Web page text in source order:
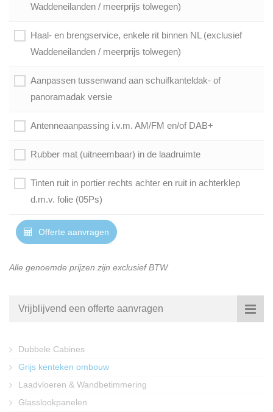
Waddeneilanden / meerprijs tolwegen)
Haal- en brengservice, enkele rit binnen NL (exclusief
Waddeneilanden / meerprijs tolwegen)
Aanpassen tussenwand aan schuifkanteldak- of
panoramadak versie
Antenneaanpassing i.v.m. AM/FM en/of DAB+
Rubber mat (uitneembaar) in de laadruimte
Tinten ruit in portier rechts achter en ruit in achterklep
d.m.v. folie (05Ps)
Offerte aanvragen
Alle genoemde prijzen zijn exclusief BTW
Vrijblijvend een offerte aanvragen
Dubbele Cabines
Grijs kenteken ombouw
Laadvloeren & Wandbetimmering
Glasslookpanelen